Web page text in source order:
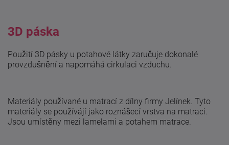
3D páska
Použití 3D pásky u potahové látky zaručuje dokonalé
provzdušnění a napomáhá cirkulaci vzduchu.
Materiály používané u matrací z dílny firmy Jelínek. Tyto
materiály se používájí jako roznášecí vrstva na matraci.
Jsou umístěny mezi lamelami a potahem matrace.